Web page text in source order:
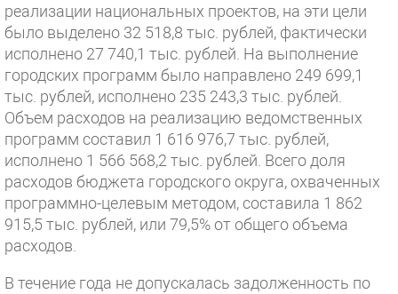
реализации национальных проектов, на эти цели
было выделено 32 518,8 тыс. рублей, фактически
исполнено 27 740,1 тыс. рублей. На выполнение
городских программ было направлено 249 699,1
тыс. рублей, исполнено 235 243,3 тыс. рублей.
Объем расходов на реализацию ведомственных
программ составил 1 616 976,7 тыс. рублей,
исполнено 1 566 568,2 тыс. рублей. Всего доля
расходов бюджета городского округа, охваченных
программно-целевым методом, составила 1 862
915,5 тыс. рублей, или 79,5% от общего объема
расходов.
В течение года не допускалась задолженность по